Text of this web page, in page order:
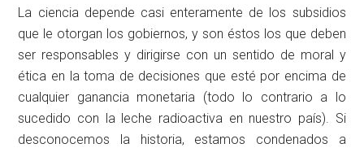
La ciencia depende casi enteramente de los subsidios
que le otorgan los gobiernos, y son éstos los que deben
ser responsables y dirigirse con un sentido de moral y
ética en la toma de decisiones que esté por encima de
cualquier ganancia monetaria (todo lo contrario a lo
sucedido con la leche radioactiva en nuestro país). Si
desconocemos la historia, estamos condenados a